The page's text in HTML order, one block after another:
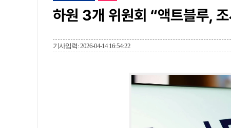
하원 3개 위원회 “액트블루,
기사입력: 2026-04-14 16:54:22